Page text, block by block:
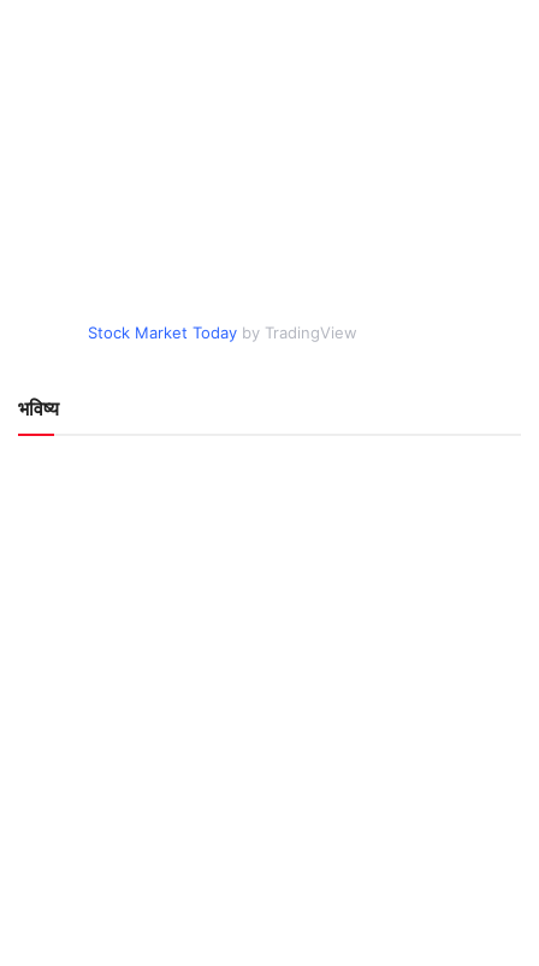
Stock Market Today by TradingView
भविष्य